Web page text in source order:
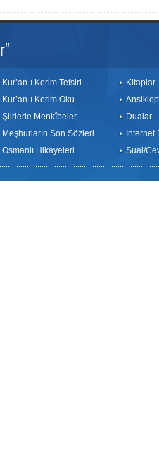
Kur’an-ı Kerim Tefsiri
Kur’an-ı Kerim Oku
Şiirlerle Menkîbeler
Meşhurların Son Sözleri
Osmanlı Hikayeleri
Kitaplar
Dualar
İnternet
Sual/